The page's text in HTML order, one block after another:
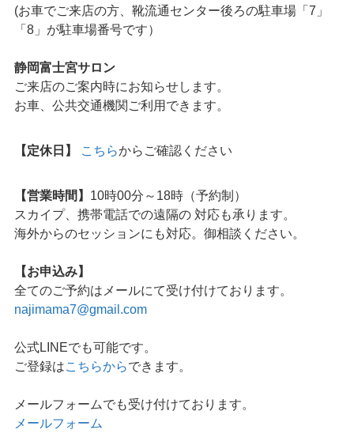
(お車でご来店の方、靴流通センター後ろの駐車場「7」
「8」が駐車場番号です）
静岡富士宮サロン
ご来店のご案内時にお知らせします。
お車、公共交通機関ご利用できます。
【定休日】 こちらからご確認ください
【営業時間】 10時00分～18時（予約制）
スカイプ、携帯電話での遠隔の 対応も承ります。
海外からのセッションにも対応。御相談ください。
【お申込み】
全てのご予約はメールにて受け付けております。
najimama7@gmail.com
公式LINEでも可能です。
ご登録はこちらからできます。
メールフォームでも受け付けております。
メールフォーム